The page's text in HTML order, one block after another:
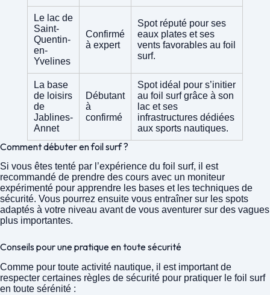
Le lac de
Saint-
Quentin-
en-
Yvelines
Confirmé
à expert
Spot réputé pour ses
eaux plates et ses
vents favorables au foil
surf.
La base
de loisirs
de
Jablines-
Annet
Débutant
à
confirmé
Spot idéal pour s’initier
au foil surf grâce à son
lac et ses
infrastructures dédiées
aux sports nautiques.
Comment débuter en foil surf ?
Si vous êtes tenté par l’expérience du foil surf, il est
recommandé de prendre des cours avec un moniteur
expérimenté pour apprendre les bases et les techniques de
sécurité. Vous pourrez ensuite vous entraîner sur les spots
adaptés à votre niveau avant de vous aventurer sur des vagues
plus importantes.
Conseils pour une pratique en toute sécurité
Comme pour toute activité nautique, il est important de
respecter certaines règles de sécurité pour pratiquer le foil surf
en toute sérénité :